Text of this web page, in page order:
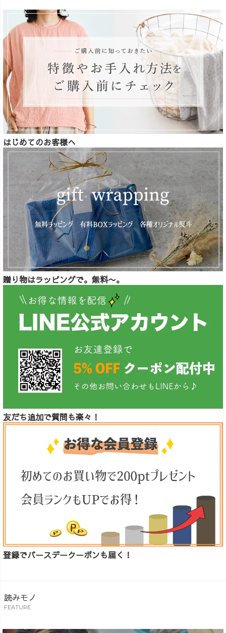
はじめてのお客様へ
贈り物はラッピングで。無料〜。
友だち追加で質問も楽々！
登録でバースデークーポンも届く！
読みモノ
FEATURE